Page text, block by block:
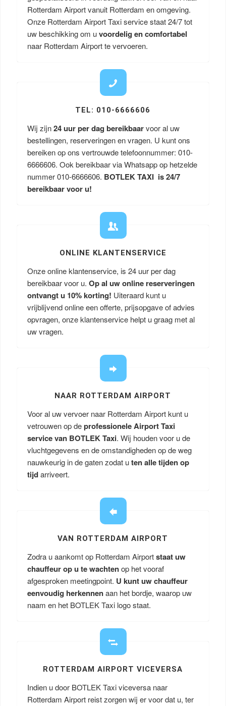
Rotterdam Airport vanuit Rotterdam en omgeving.
Onze Rotterdam Airport Taxi service staat 24/7 tot
uw beschikking om uvoordelig en comfortabel
naar Rotterdam Airport te vervoeren.
TEL: 010-6666606
Wij zijn24 uur per dag bereikbaarvoor al uw
bestellingen, reserveringen en vragen. U kunt ons
bereiken op ons vertrouwde telefoonnummer: 010-
6666606. Ook bereikbaar via Whatsapp op hetzelde
nummer 010-6666606. BOTLEK TAXI is 24/7
bereikbaar voor u!
ONLINE KLANTENSERVICE
Onze online klantenservice, is 24 uur per dag
bereikbaar voor u. Op al uw online reserveringen
ontvangt u 10% korting! Uiteraard kunt u
vrijblijvend online een offerte, prijsopgave of advies
opvragen, onze klantenservice helpt u graag met al
uw vragen.
NAAR ROTTERDAM AIRPORT
Voor al uw vervoer naar Rotterdam Airport kunt u
vetrouwen op deprofessionele Airport Taxi
service van BOTLEK Taxi. Wij houden voor u de
vluchtgegevens en de omstandigheden op de weg
nauwkeurig in de gaten zodat uten alle tijden op
tijdarriveert.
VAN ROTTERDAM AIRPORT
Zodra u aankomt op Rotterdam Airportstaat uw
chauffeur op u te wachtenop het vooraf
afgesproken meetingpoint. U kunt uw chauffeur
eenvoudig herkennenaan het bordje, waarop uw
naam en het BOTLEK Taxi logo staat.
ROTTERDAM AIRPORT VICEVERSA
Indien u door BOTLEK Taxi viceversa naar
Rotterdam Airport reist zorgen wij er voor dat u, ter